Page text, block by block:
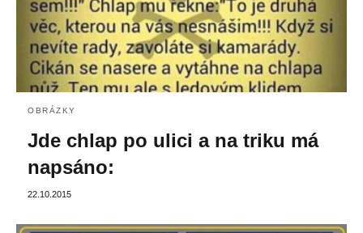
OBRÁZKY
Jde chlap po ulici a na triku má
napsáno:
22.10.2015